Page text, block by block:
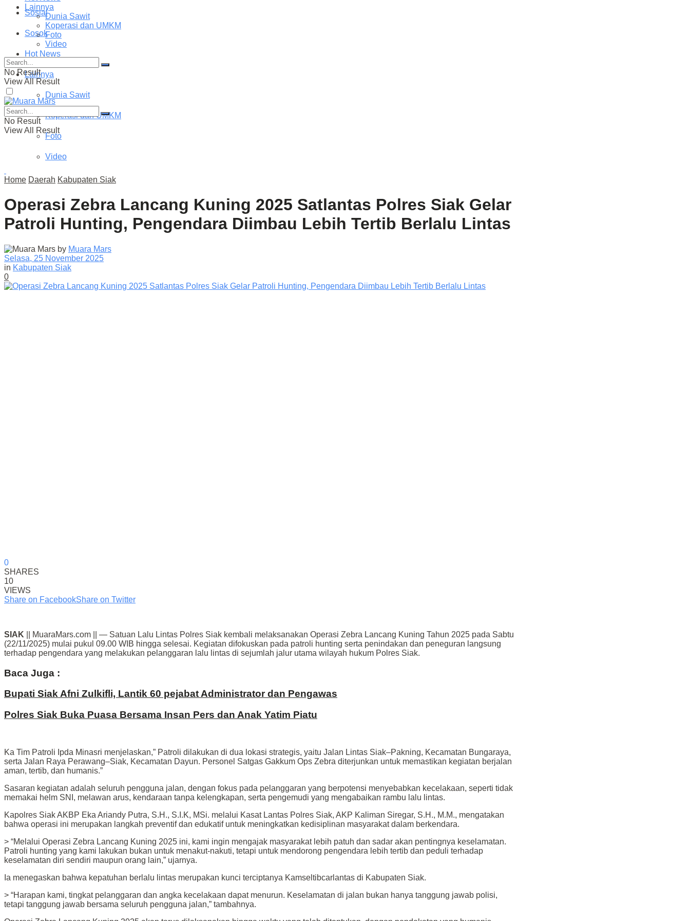
Sosial
Sosok
Hot News
Lainnya
Dunia Sawit
Koperasi dan UMKM
Foto
Video
Lainnya
Dunia Sawit
Koperasi dan UMKM
Foto
Video
No Result
View All Result
No Result
View All Result
Home Daerah Kabupaten Siak
Operasi Zebra Lancang Kuning 2025 Satlantas Polres Siak Gelar
Patroli Hunting, Pengendara Diimbau Lebih Tertib Berlalu Lintas
by Muara Mars
Selasa, 25 November 2025
in Kabupaten Siak
0
0
SHARES
10
VIEWS
Share on FacebookShare on Twitter
SIAK || MuaraMars.com || — Satuan Lalu Lintas Polres Siak kembali melaksanakan Operasi Zebra Lancang Kuning Tahun 2025 pada Sabtu
(22/11/2025) mulai pukul 09.00 WIB hingga selesai. Kegiatan difokuskan pada patroli hunting serta penindakan dan peneguran langsung
terhadap pengendara yang melakukan pelanggaran lalu lintas di sejumlah jalur utama wilayah hukum Polres Siak.
Baca Juga :
Bupati Siak Afni Zulkifli, Lantik 60 pejabat Administrator dan Pengawas
Polres Siak Buka Puasa Bersama Insan Pers dan Anak Yatim Piatu
Ka Tim Patroli Ipda Minasri menjelaskan,” Patroli dilakukan di dua lokasi strategis, yaitu Jalan Lintas Siak–Pakning, Kecamatan Bungaraya,
serta Jalan Raya Perawang–Siak, Kecamatan Dayun. Personel Satgas Gakkum Ops Zebra diterjunkan untuk memastikan kegiatan berjalan
aman, tertib, dan humanis.”
Sasaran kegiatan adalah seluruh pengguna jalan, dengan fokus pada pelanggaran yang berpotensi menyebabkan kecelakaan, seperti tidak
memakai helm SNI, melawan arus, kendaraan tanpa kelengkapan, serta pengemudi yang mengabaikan rambu lalu lintas.
Kapolres Siak AKBP Eka Ariandy Putra, S.H., S.I.K, MSi. melalui Kasat Lantas Polres Siak, AKP Kaliman Siregar, S.H., M.M., mengatakan
bahwa operasi ini merupakan langkah preventif dan edukatif untuk meningkatkan kedisiplinan masyarakat dalam berkendara.
> “Melalui Operasi Zebra Lancang Kuning 2025 ini, kami ingin mengajak masyarakat lebih patuh dan sadar akan pentingnya keselamatan.
Patroli hunting yang kami lakukan bukan untuk menakut-nakuti, tetapi untuk mendorong pengendara lebih tertib dan peduli terhadap
keselamatan diri sendiri maupun orang lain,” ujarnya.
Ia menegaskan bahwa kepatuhan berlalu lintas merupakan kunci terciptanya Kamseltibcarlantas di Kabupaten Siak.
> “Harapan kami, tingkat pelanggaran dan angka kecelakaan dapat menurun. Keselamatan di jalan bukan hanya tanggung jawab polisi,
tetapi tanggung jawab bersama seluruh pengguna jalan,” tambahnya.